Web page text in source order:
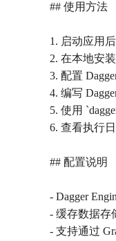
## 使用方法
1. 启动应用
2. 在本地安
3. 配置
4. 编写
5. 使用
6. 查看执行
## 配置说明
- Dagger
- 缓存数据存
- 支持通过